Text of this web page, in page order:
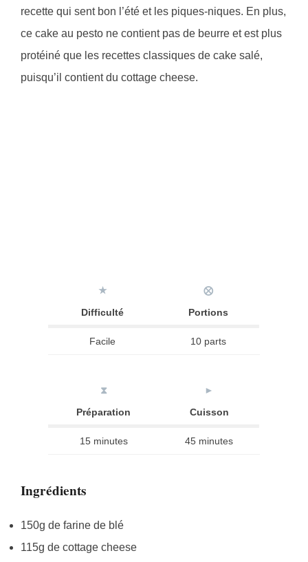
recette qui sent bon l’été et les piques-niques. En plus,
ce cake au pesto ne contient pas de beurre et est plus
protéiné que les recettes classiques de cake salé,
puisqu’il contient du cottage cheese.
★
Difficulté
⨂
Portions
Facile 10 parts
⧗
Préparation
►
Cuisson
15 minutes 45 minutes
Ingrédients
150g de farine de blé
115g de cottage cheese